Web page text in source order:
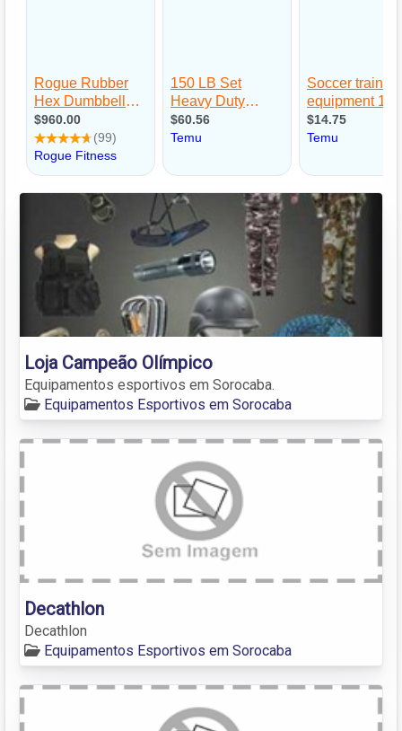
Loja Campeão Olímpico
Equipamentos esportivos em Sorocaba.
Equipamentos Esportivos em Sorocaba
Decathlon
Decathlon
Equipamentos Esportivos em Sorocaba